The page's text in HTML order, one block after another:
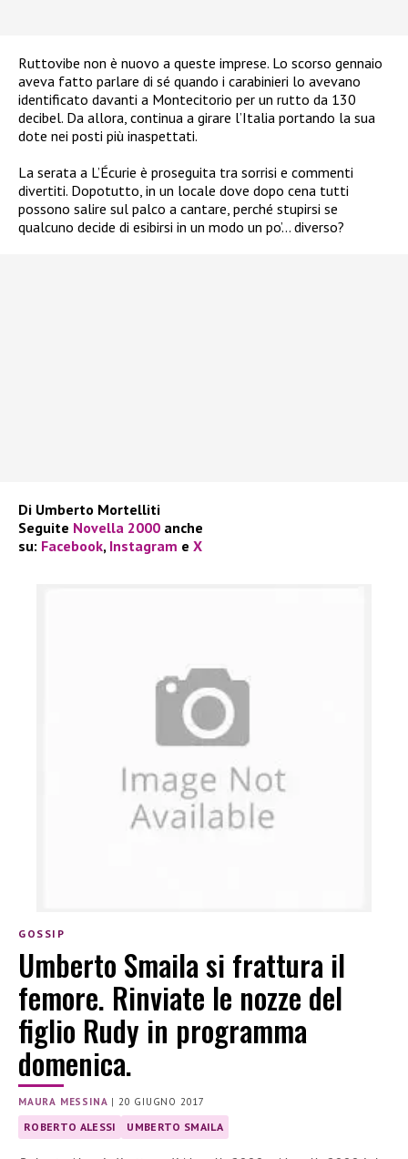
Ruttovibe non è nuovo a queste imprese. Lo scorso gennaio
aveva fatto parlare di sé quando i carabinieri lo avevano
identificato davanti a Montecitorio per un rutto da 130
decibel. Da allora, continua a girare l’Italia portando la sua
dote nei posti più inaspettati.
La serata a L’Écurie è proseguita tra sorrisi e commenti
divertiti. Dopotutto, in un locale dove dopo cena tutti
possono salire sul palco a cantare, perché stupirsi se
qualcuno decide di esibirsi in un modo un po’… diverso?
Di Umberto Mortelliti
Seguite Novella 2000 anche
su: Facebook, Instagram e X
GOSSIP
Umberto Smaila si frattura il
femore. Rinviate le nozze del
figlio Rudy in programma
domenica.
MAURA MESSINA | 20 GIUGNO 2017
ROBERTO ALESSI UMBERTO SMAILA